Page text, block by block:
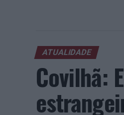
ATUALIDADE
Covilhã: